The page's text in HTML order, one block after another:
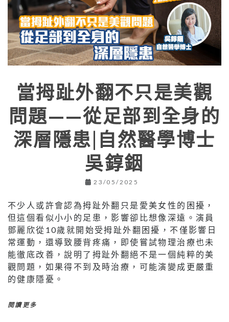
當拇趾外翻不只是美觀
問題——從足部到全身的
深層隱患|自然醫學博士
吳錞銦
23/05/2025
不少人或許會認為拇趾外翻只是愛美女性的困擾，
但這個看似小小的足患，影響卻比想像深遠。演員
鄧麗欣從10歲就開始受拇趾外翻困擾，不僅影響日
常運動，還導致腰背疼痛，即使嘗試物理治療也未
能徹底改善，說明了拇趾外翻絕不是一個純粹的美
觀問題，如果得不到及時治療，可能演變成更嚴重
的健康隱憂。
閱讀更多